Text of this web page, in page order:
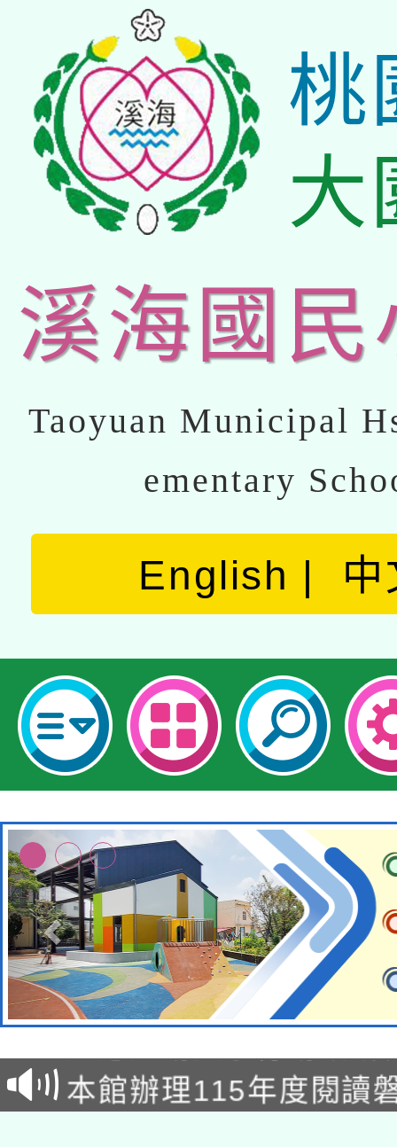
桃
大
溪海國民
Taoyuan Municipal
ementary
English 中
本校115學年度第2次
招甄選結果公告(無人
招)
適應運動共學行動站研
本館辦理115年度閱讀
科技賦能─人工智慧